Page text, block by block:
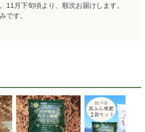
11月下旬頃より、順次お届けします。
です。